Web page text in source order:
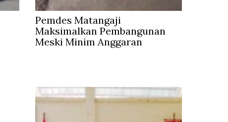
Pemdes Matangaji
Maksimalkan Pembangunan
Meski Minim Anggaran